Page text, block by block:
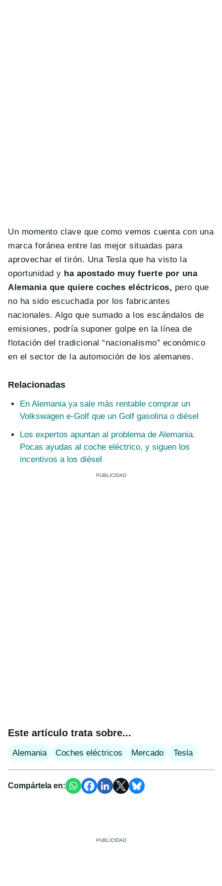
Un momento clave que como vemos cuenta con una
marca foránea entre las mejor situadas para
aprovechar el tirón. Una Tesla que ha visto la
oportunidad y ha apostado muy fuerte por una
Alemania que quiere coches eléctricos, pero que
no ha sido escuchada por los fabricantes
nacionales. Algo que sumado a los escándalos de
emisiones, podría suponer golpe en la línea de
flotación del tradicional “nacionalismo” económico
en el sector de la automoción de los alemanes.
Relacionadas
En Alemania ya sale más rentable comprar un
Volkswagen e-Golf que un Golf gasolina o diésel
Los expertos apuntan al problema de Alemania.
Pocas ayudas al coche eléctrico, y siguen los
incentivos a los diésel
Este artículo trata sobre...
Alemania Coches eléctricos Mercado Tesla
Compártela en: